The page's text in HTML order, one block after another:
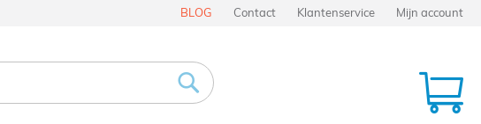
BLOG Contact Klantenservice Mijn account
Zoek